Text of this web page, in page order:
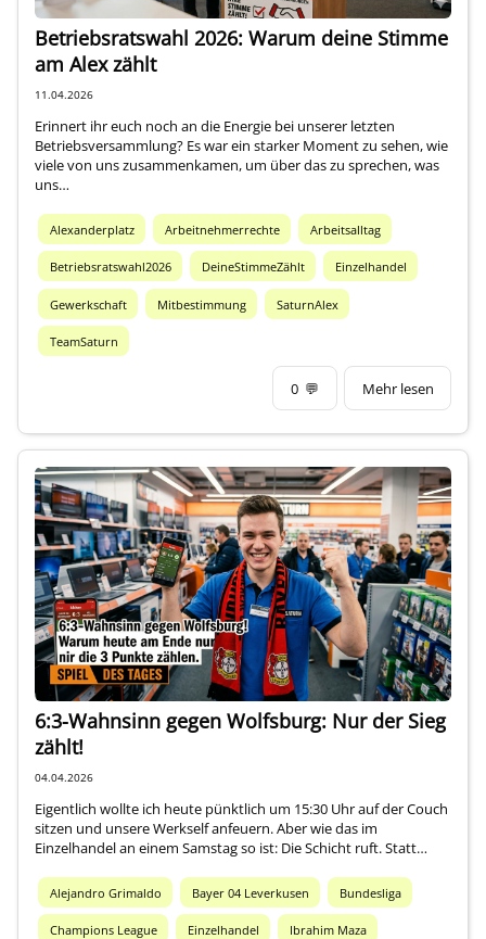
Betriebsratswahl 2026: Warum deine Stimme
am Alex zählt
11.04.2026
Erinnert ihr euch noch an die Energie bei unserer letzten
Betriebsversammlung? Es war ein starker Moment zu sehen, wie
viele von uns zusammenkamen, um über das zu sprechen, was
uns…
Alexanderplatz Arbeitnehmerrechte Arbeitsalltag
Betriebsratswahl2026 DeineStimmeZählt Einzelhandel
Gewerkschaft Mitbestimmung SaturnAlex
TeamSaturn
0 💬 Mehr lesen
6:3-Wahnsinn gegen Wolfsburg: Nur der Sieg
zählt!
04.04.2026
Eigentlich wollte ich heute pünktlich um 15:30 Uhr auf der Couch
sitzen und unsere Werkself anfeuern. Aber wie das im
Einzelhandel an einem Samstag so ist: Die Schicht ruft. Statt…
Alejandro Grimaldo Bayer 04 Leverkusen Bundesliga
Champions League Einzelhandel Ibrahim Maza